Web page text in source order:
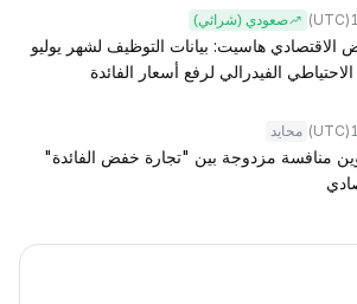
(UTC) صعودي (شرائي)
الاقتصادي هاسيت: بيانات التوظيف لشهر يوليو
الفيدرالي لرفع أسعار الفائدة
(UTC) محايد
منافسة مزدوجة بين "تجارة خفض الفائدة"